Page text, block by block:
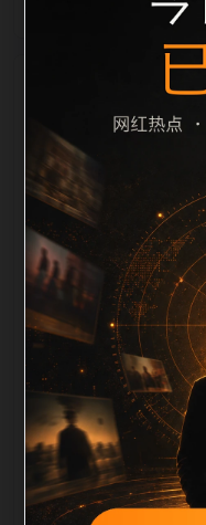
栏目内容归集
le 之间识别一致主题
远程图片本地化、坏
description 长度过滤
面，应通过不同角度
题或专题入口，降低
保留同类推荐、上一
要页面点击深度尽量
用户搜索路径补充三
有哪些可继续阅读、
致。每次新增内容后
canonical、主题图、
能被搜索引擎理解，